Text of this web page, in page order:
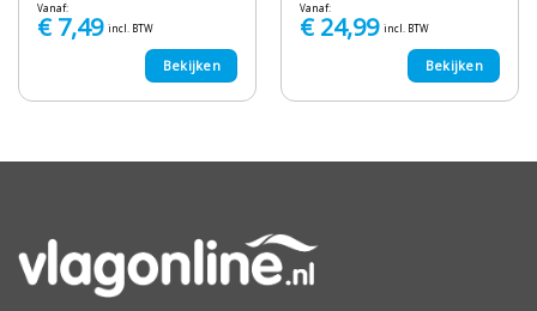
Vanaf:
€7,49 incl. BTW
Bekijken
Vanaf:
€24,99 incl. BTW
Bekijken